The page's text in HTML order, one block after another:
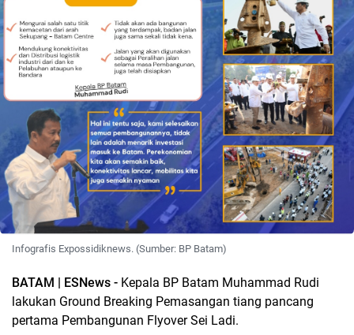
Infografis Expossidiknews. (Sumber: BP Batam)
BATAM | ESNews - Kepala BP Batam Muhammad Rudi
lakukan Ground Breaking Pemasangan tiang pancang
pertama Pembangunan Flyover Sei Ladi.